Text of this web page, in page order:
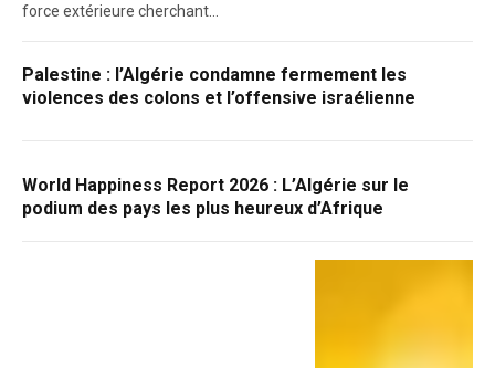
force extérieure cherchant…
Palestine : l’Algérie condamne fermement les
violences des colons et l’offensive israélienne
World Happiness Report 2026 : L’Algérie sur le
podium des pays les plus heureux d’Afrique